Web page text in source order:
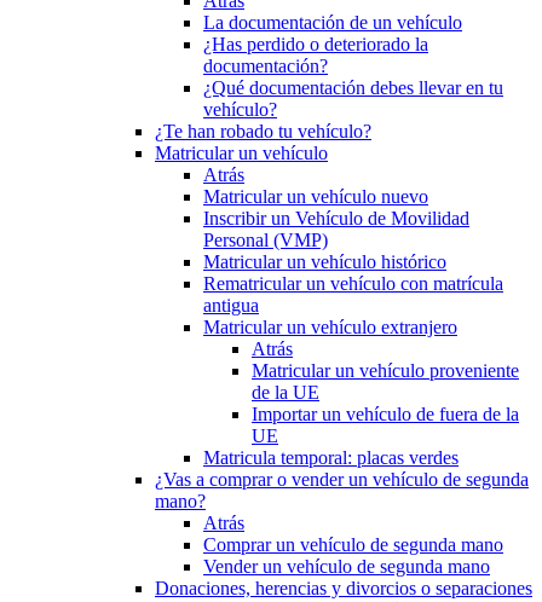
La documentación de un vehículo
¿Has perdido o deteriorado la
documentación?
¿Qué documentación debes llevar en tu
vehículo?
¿Te han robado tu vehículo?
Matricular un vehículo
Atrás
Matricular un vehículo nuevo
Inscribir un Vehículo de Movilidad
Personal (VMP)
Matricular un vehículo histórico
Rematricular un vehículo con matrícula
antigua
Matricular un vehículo extranjero
Atrás
Matricular un vehículo proveniente
de la UE
Importar un vehículo de fuera de la
UE
Matricula temporal: placas verdes
¿Vas a comprar o vender un vehículo de segunda
mano?
Atrás
Comprar un vehículo de segunda mano
Vender un vehículo de segunda mano
Donaciones, herencias y divorcios o separaciones